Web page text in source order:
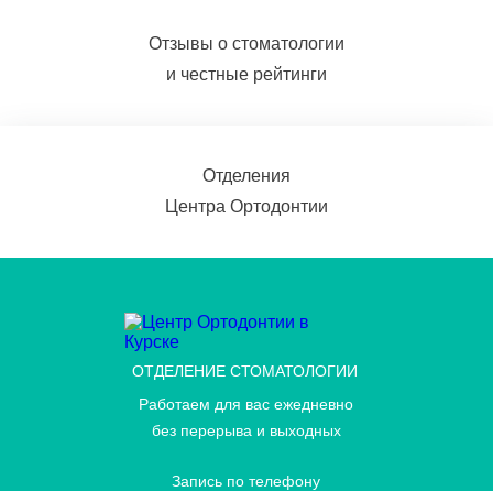
Отзывы о стоматологии
и честные рейтинги
Отделения
Центра Ортодонтии
ОТДЕЛЕНИЕ СТОМАТОЛОГИИ
Работаем для вас ежедневно
без перерыва и выходных
Запись по телефону